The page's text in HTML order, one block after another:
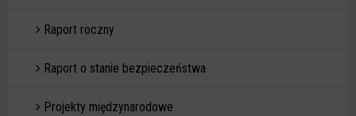
Raport roczny
Raport o stanie bezpieczeństwa
Projekty międzynarodowe